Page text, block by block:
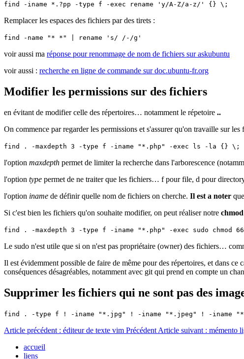
find -iname *.?pp -type f -exec rename 'y/A-Z/a-z/' {} \;
Remplacer les espaces des fichiers par des tirets :
find -name "* *" | rename 's/ /-/g'
voir aussi ma réponse pour renommage de nom de fichiers sur askubuntu
voir aussi : recherche en ligne de commande sur doc.ubuntu-fr.org
Modifier les permissions sur des fichiers
en évitant de modifier celle des répertoires… notamment le répetoire ..
On commence par regarder les permissions et s'assurer qu'on travaille sur les
find . -maxdepth 3 -type f -iname "*.php" -exec ls -la {} \;
l'option maxdepth permet de limiter la recherche dans l'arborescence
l'option type permet de ne traiter que les fichiers… f pour file, d pour
l'option iname de définir quelle nom de fichiers on cherche. Il est a noter
Si c'est bien les fichiers qu'on souhaite modifier, on peut réaliser notre chmod
find . -maxdepth 3 -type f -iname "*.php" -exec sudo chmod
Le sudo n'est utile que si on n'est pas propriétaire (owner) des fichiers…
Il est évidemment possible de faire de même pour des répertoires, et dans ce
conséquences désagréables, notamment avec git qui prend en compte un
Supprimer les fichiers qui ne sont pas des
find . -type f ! -iname "*.jpg" ! -iname "*.jpeg" ! -iname
Article précédent : éditeur de texte vim Précédent Article suivant : mémento
accueil
liens